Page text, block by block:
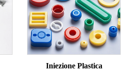
Iniezione Plastica